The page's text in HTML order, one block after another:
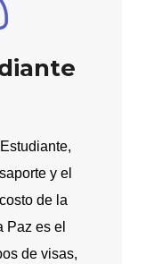
y el
de la
Paz es el
de visas,